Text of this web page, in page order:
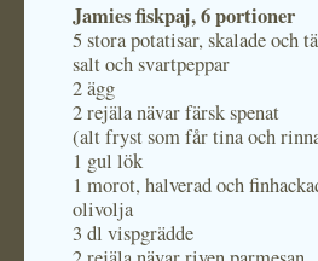
Jamies fiskpaj, 6 portioner
5 stora potatisar, skalade och
salt och svartpeppar
2 ägg
2 rejäla nävar färsk spenat
(alt fryst som får tina och
1 gul lök
1 morot, halverad och
olivolja
3 dl vispgrädde